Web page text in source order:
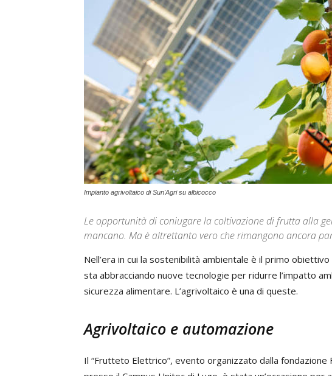
Impianto agrivoltaico di Sun'Agri su albicocco
Le opportunità di coniugare la coltivazione di frutta alla
mancano. Ma è altrettanto vero che rimangono ancora
Nell’era in cui la sostenibilità ambientale è il primo
sta abbracciando nuove tecnologie per ridurre l’impatto
sicurezza alimentare. L’agrivoltaico è una di queste.
Agrivoltaico e automazione
Il “Frutteto Elettrico”, evento organizzato dalla